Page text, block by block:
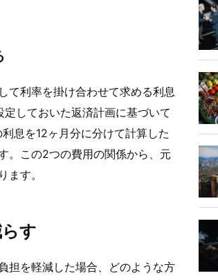
て利率を掛け合わせて求める利息
しておいた返済計画に基づいて
息を12ヶ月分に分けて計算した
。この2つの費用の関係から、元
す。
す
担を軽減した場合、どのような方